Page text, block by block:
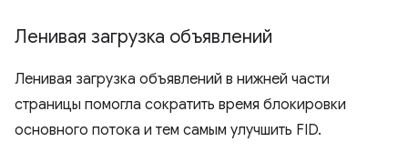
Ленивая загрузка объявлений
Ленивая загрузка объявлений в нижней части
страницы помогла сократить время блокировки
основного потока и тем самым улучшить FID.